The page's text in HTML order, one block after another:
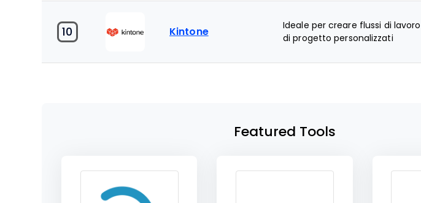
10 Kintone
Ideale per creare flussi di lavoro
di progetto personalizzati
Featured Tools